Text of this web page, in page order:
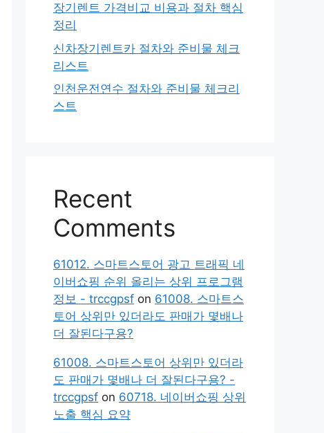
장기렌트 가격비교 비용과 절차 핵심
정리
신차장기렌트카 절차와 준비물 체크
리스트
인천운전연수 절차와 준비물 체크리
스트
Recent
Comments
61012. 스마트스토어 광고 트래픽 네
이버쇼핑 순위 올리는 상위 프로그램
정보 - trccgpsf on 61008. 스마트스
토어 상위만 있더라도 판매가 몇배나
더 잘된다구용?
61008. 스마트스토어 상위만 있더라
도 판매가 몇배나 더 잘된다구용? -
trccgpsf on 60718. 네이버쇼핑 상위
노출 핵심 요약